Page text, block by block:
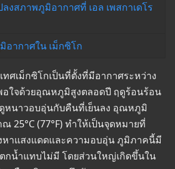
งสภาพภูมิอากาศที่ เอล เพสกาเดโร
อากาศใน เม็กซิโก
เทศเม็กซิโกเป็นที่ตั้งที่มีอากาศระหว่าง
อใจด้วยอุณหภูมิสูงตลอดปี ฤดูร้อนร้อน
หนาวอบอุ่นกับคืนที่เย็นลง อุณหภูมิ
25°C (77°F) ทำให้เป็นจุดหมายที่
หาแสงแดดและความอบอุ่น ภูมิภาคนี้มี
กน้ำแทบไม่มี โดยส่วนใหญ่เกิดขึ้นใน